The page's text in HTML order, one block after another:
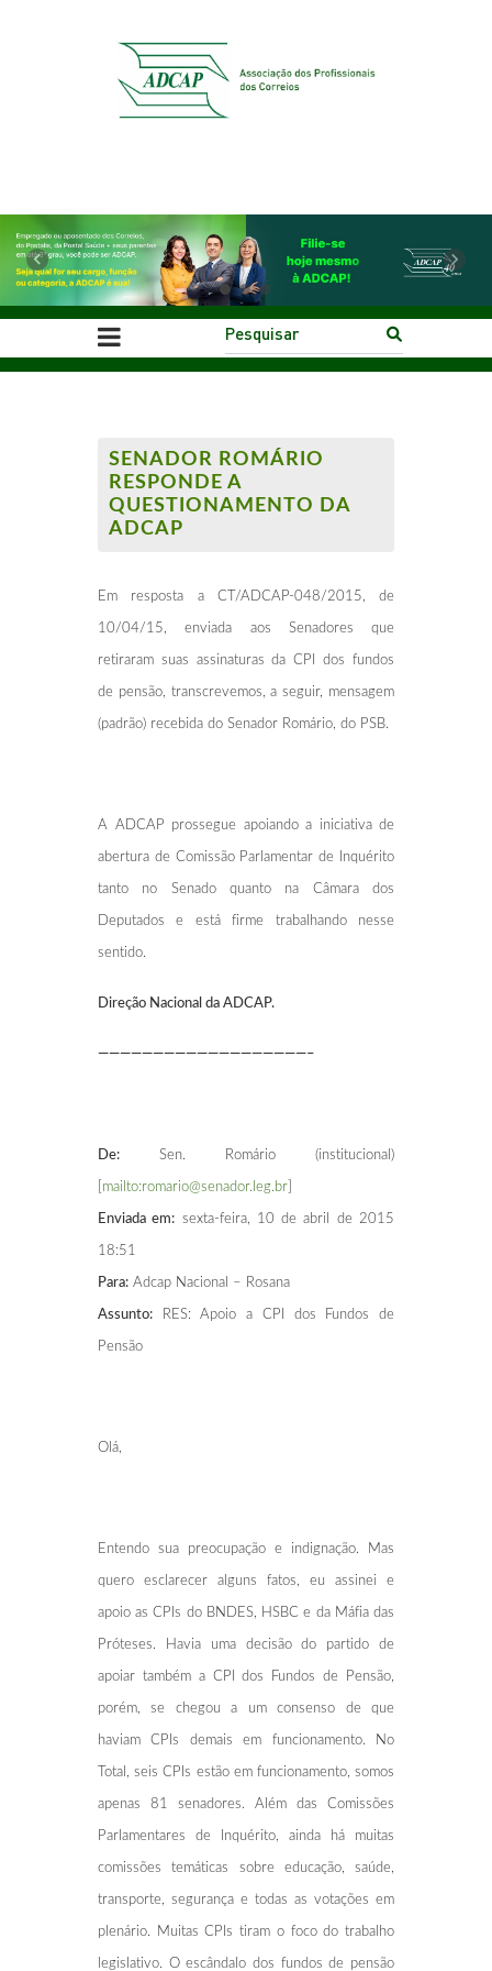
Previous Next
SENADOR ROMÁRIO
RESPONDE A
QUESTIONAMENTO DA
ADCAP
Em resposta a CT/ADCAP-048/2015, de
10/04/15, enviada aos Senadores que
retiraram suas assinaturas da CPI dos fundos
de pensão, transcrevemos, a seguir, mensagem
(padrão) recebida do Senador Romário, do PSB.
A ADCAP prossegue apoiando a iniciativa de
abertura de Comissão Parlamentar de Inquérito
tanto no Senado quanto na Câmara dos
Deputados e está firme trabalhando nesse
sentido.
Direção Nacional da ADCAP.
———————————————————–
De: Sen. Romário (institucional)
mailto:romario@senador.leg.br
Enviada em: sexta-feira, 10 de abril de 2015
18:51
Para: Adcap Nacional – Rosana
Assunto: RES: Apoio a CPI dos Fundos de
Pensão
Olá,
Entendo sua preocupação e indignação. Mas
quero esclarecer alguns fatos, eu assinei e
apoio as CPIs do BNDES, HSBC e da Máfia das
Próteses. Havia uma decisão do partido de
apoiar também a CPI dos Fundos de Pensão,
porém, se chegou a um consenso de que
haviam CPIs demais em funcionamento. No
Total, seis CPIs estão em funcionamento, somos
apenas 81 senadores. Além das Comissões
Parlamentares de Inquérito, ainda há muitas
comissões temáticas sobre educação, saúde,
transporte, segurança e todas as votações em
plenário. Muitas CPIs tiram o foco do trabalho
legislativo. O escândalo dos fundos de pensão